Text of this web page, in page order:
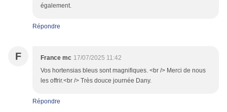
également.
Répondre
F France mc 17/07/2025 11:42
Vos hortensias bleus sont magnifiques. <br /> Merci de nous
les offrir.<br /> Très douce journée Dany.
Répondre